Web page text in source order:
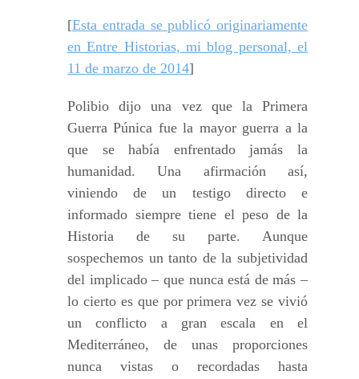
[Esta entrada se publicó originariamente
en Entre Historias, mi blog personal, el
11 de marzo de 2014]
Polibio dijo una vez que la Primera
Guerra Púnica fue la mayor guerra a la
que se había enfrentado jamás la
humanidad. Una afirmación así,
viniendo de un testigo directo e
informado siempre tiene el peso de la
Historia de su parte. Aunque
sospechemos un tanto de la subjetividad
del implicado – que nunca está de más –
lo cierto es que por primera vez se vivió
un conflicto a gran escala en el
Mediterráneo, de unas proporciones
nunca vistas o recordadas hasta